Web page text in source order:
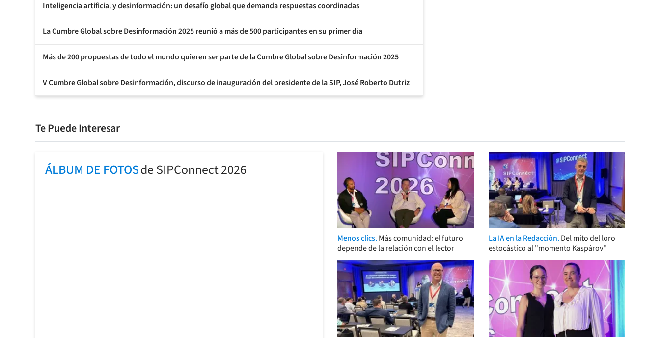
Inteligencia artificial y desinformación: un desafío global que demanda respuestas coordinadas
La Cumbre Global sobre Desinformación 2025 reunió a más de 500 participantes en su primer día
Más de 200 propuestas de todo el mundo quieren ser parte de la Cumbre Global sobre Desinformación 2025
V Cumbre Global sobre Desinformación, discurso de inauguración del presidente de la SIP, José Roberto Dutriz
Te Puede Interesar
ÁLBUM DE FOTOSde SIPConnect 2026
Menos clics. Más comunidad: el futuro
depende de la relación con el lector
La IA en la Redacción. Del mito del loro
estocástico al "momento Kaspárov"